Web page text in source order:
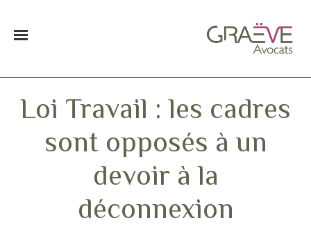
Loi Travail : les cadres
sont opposés à un
devoir à la
déconnexion